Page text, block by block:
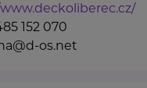
152 070
os.net